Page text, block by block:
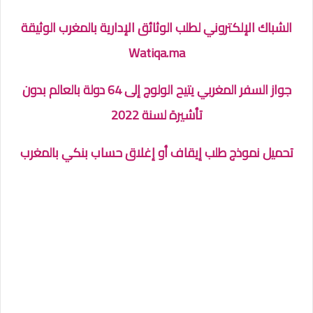
الشباك الإلكتروني لطلب الوثائق الإدارية بالمغرب الوثيقة
Watiqa.ma
جواز السفر المغربي يتيح الولوج إلى 64 دولة بالعالم بدون
تأشيرة لسنة 2022
تحميل نموذج طلب إيقاف أو إغلاق حساب بنكي بالمغرب